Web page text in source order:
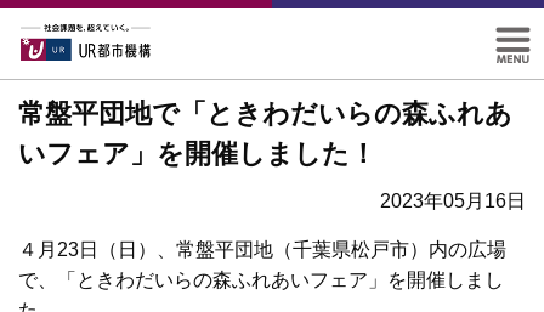
常盤平団地で「ときわだいらの森ふれあ
いフェア」を開催しました！
2023年05月16日
４月23日（日）、常盤平団地（千葉県松戸市）内の広場
で、「ときわだいらの森ふれあいフェア」を開催しまし